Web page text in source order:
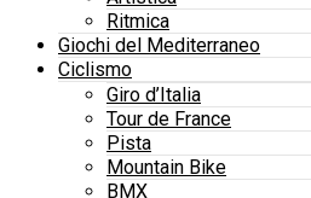
Ritmica
Giochi del Mediterraneo
Ciclismo
Giro d’Italia
Tour de France
Pista
Mountain Bike
BMX